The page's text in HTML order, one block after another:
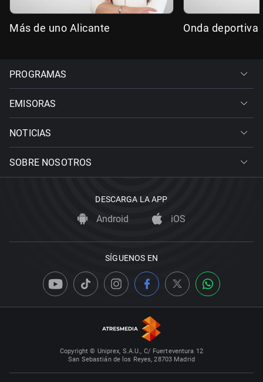
Más de uno Alicante Onda deportiva
PROGRAMAS
EMISORAS
NOTICIAS
SOBRE NOSOTROS
DESCARGA LA APP
Android iOS
SÍGUENOS EN
Copyright © Uniprex, S.A.U., C/ Fuerteventura 12
San Sebastián de los Reyes, 28703 Madrid